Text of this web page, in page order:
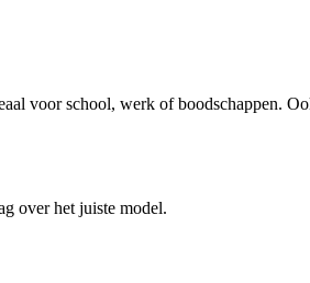
voor school, werk of boodschappen.
over het juiste model.